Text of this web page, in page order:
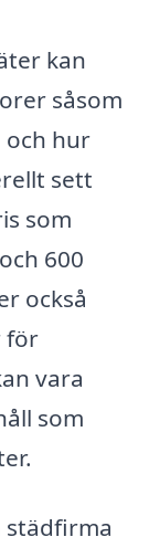
kan
såsom
och hur
sett
som
600
också
för
vara
som
städfirma